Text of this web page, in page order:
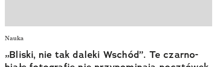
Nauka
„Bliski, nie tak daleki Wschód”. Te czarno-